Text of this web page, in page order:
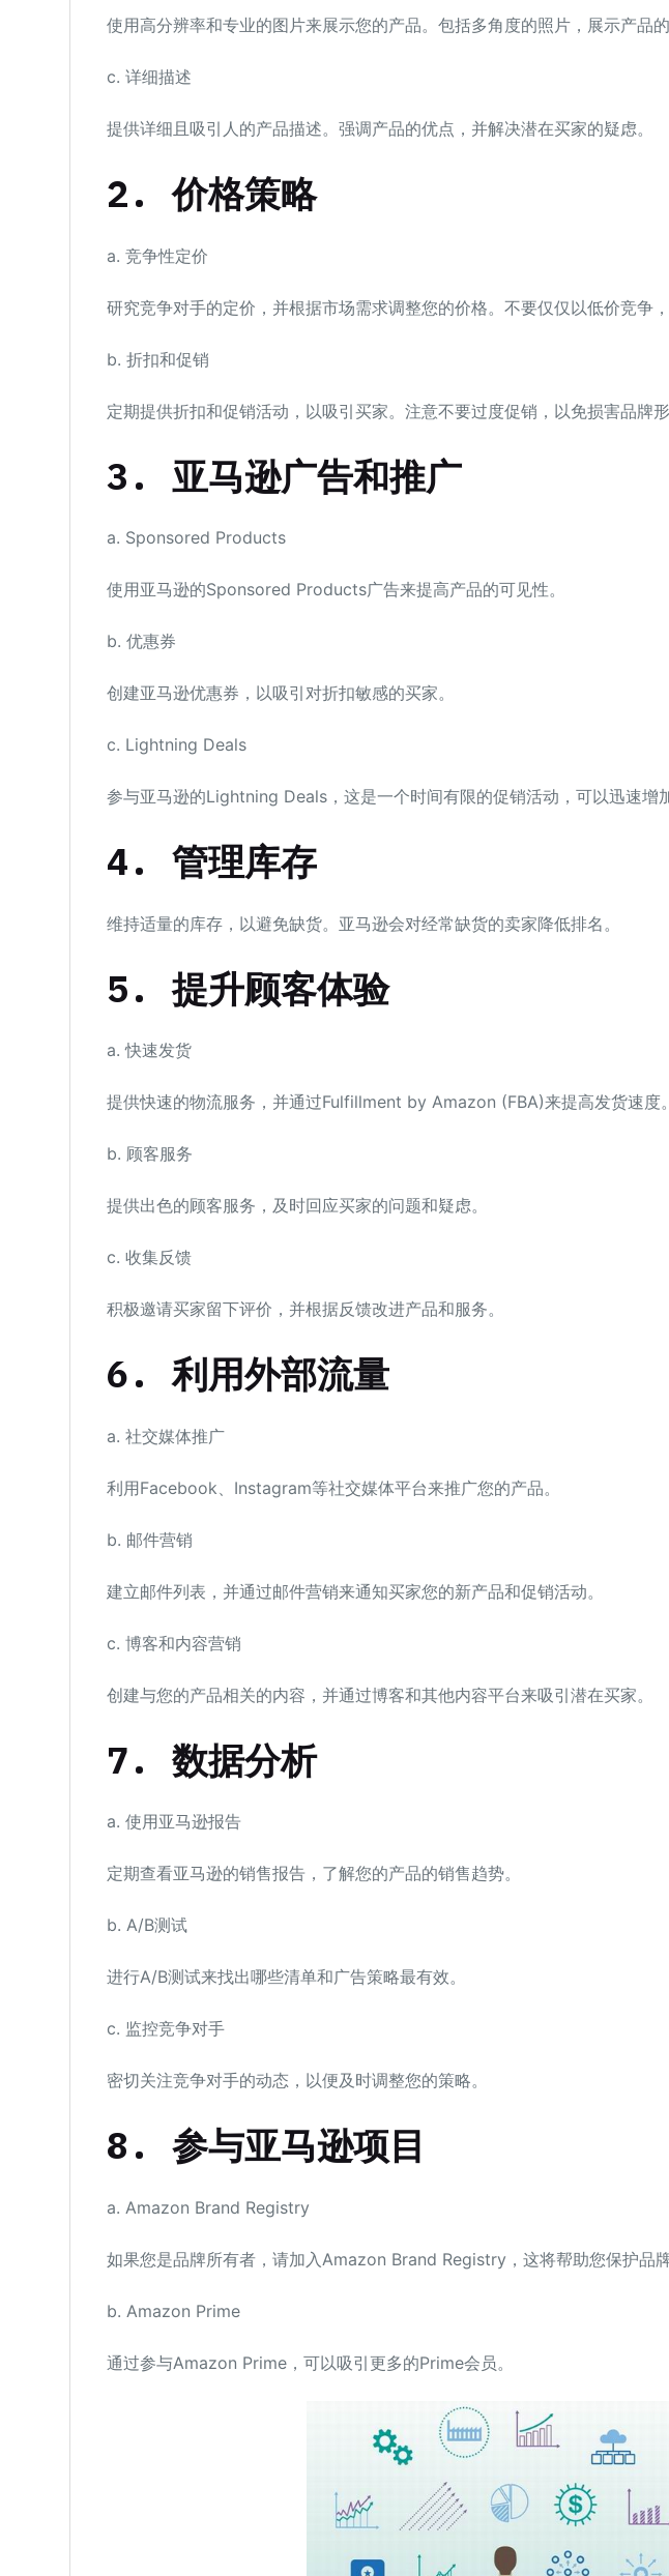
使用高分辨率和专业的图片来展示您的产品。包括多角度的照片，展示产品的
c. 详细描述
提供详细且吸引人的产品描述。强调产品的优点，并解决潜在买家的疑虑。
2.价格策略
a. 竞争性定价
研究竞争对手的定价，并根据市场需求调整您的价格。不要仅仅以低价竞争，
b. 折扣和促销
定期提供折扣和促销活动，以吸引买家。注意不要过度促销，以免损害品牌形
3. 亚马逊广告和推广
a. Sponsored Products
使用亚马逊的Sponsored Products广告来提高产品的可见性。
b. 优惠券
创建亚马逊优惠券，以吸引对折扣敏感的买家。
c. Lightning Deals
参与亚马逊的Lightning Deals，这是一个时间有限的促销活动，可以迅速增
4. 管理库存
维持适量的库存，以避免缺货。亚马逊会对经常缺货的卖家降低排名。
5.提升顾客体验
a. 快速发货
提供快速的物流服务，并通过Fulfillment by Amazon (FBA)来提高发货速度。
b. 顾客服务
提供出色的顾客服务，及时回应买家的问题和疑虑。
c. 收集反馈
积极邀请买家留下评价，并根据反馈改进产品和服务。
6.利用外部流量
a. 社交媒体推广
利用Facebook、Instagram等社交媒体平台来推广您的产品。
b. 邮件营销
建立邮件列表，并通过邮件营销来通知买家您的新产品和促销活动。
c. 博客和内容营销
创建与您的产品相关的内容，并通过博客和其他内容平台来吸引潜在买家。
7. 数据分析
a. 使用亚马逊报告
定期查看亚马逊的销售报告，了解您的产品的销售趋势。
b. A/B测试
进行A/B测试来找出哪些清单和广告策略最有效。
c. 监控竞争对手
密切关注竞争对手的动态，以便及时调整您的策略。
8. 参与亚马逊项目
a. Amazon Brand Registry
如果您是品牌所有者，请加入Amazon Brand Registry，这将帮助您保护品
b. Amazon Prime
通过参与Amazon Prime，可以吸引更多的Prime会员。